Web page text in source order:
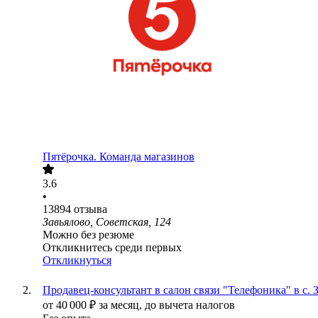
Пятёрочка. Команда магазинов
3.6
•
13894 отзыва
Завьялово, Советская, 124
Можно без резюме
Откликнитесь среди первых
Откликнуться
Продавец-консультант в салон связи "Телефоника" в с.
от 40 000 ₽ за месяц, до вычета налогов